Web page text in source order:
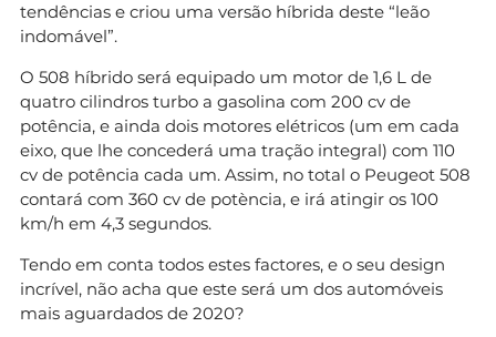
tendências e criou uma versão híbrida deste “leão
indomável”.
O 508 híbrido será equipado um motor de 1,6 L de
quatro cilindros turbo a gasolina com 200 cv de
potência, e ainda dois motores elétricos (um em cada
eixo, que lhe concederá uma tração integral) com 110
cv de potência cada um. Assim, no total o Peugeot 508
contará com 360 cv de potència, e irá atingir os 100
km/h em 4,3 segundos.
Tendo em conta todos estes factores, e o seu design
incrível, não acha que este será um dos automóveis
mais aguardados de 2020?